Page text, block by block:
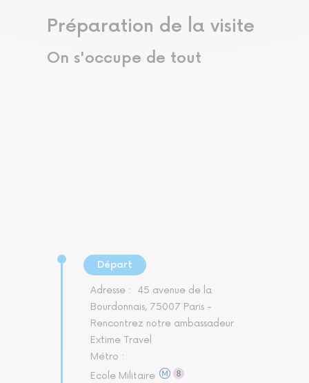
Préparation de la visite
On s'occupe de tout
Départ
Adresse :
45 avenue de la
Bourdonnais, 75007 Paris -
Rencontrez notre ambassadeur
Extime Travel
Métro :
Ecole Militaire